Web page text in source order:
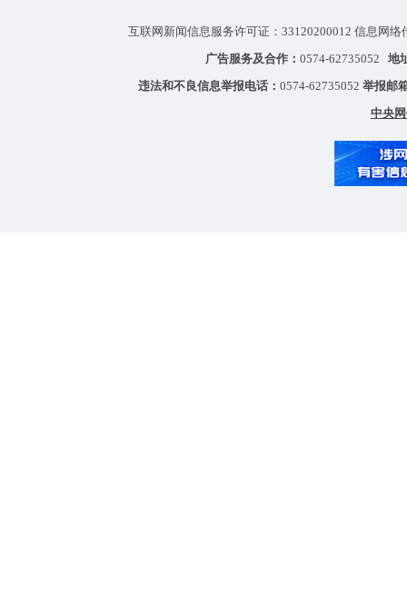
互联网新闻信息服务许可证：33120200012 信息网
广告服务及合作： 0574-62735052 地
违法和不良信息举报电话： 0574-62735052 举报邮
中央